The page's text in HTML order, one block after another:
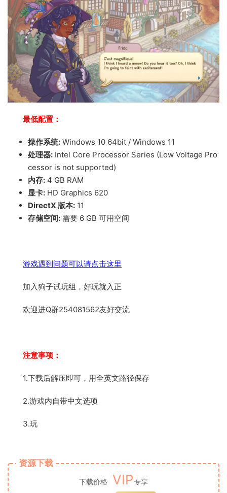
最低配置：
操作系统: Windows 10 64bit / Windows 11
处理器: Intel Core Processor Series (Low Voltage Pro
cessor is not supported)
内存: 4 GB RAM
显卡: HD Graphics 620
DirectX 版本: 11
存储空间: 需要 6 GB 可用空间
游戏遇到问题可以请点击这里
加入狗子试玩组，好玩就入正
欢迎进Q群254081562友好交流
注意事项：
1.下载后解压即可，用全英文路径保存
2.游戏内自带中文选项
3.玩
资源下载
下载价格 VIP专享